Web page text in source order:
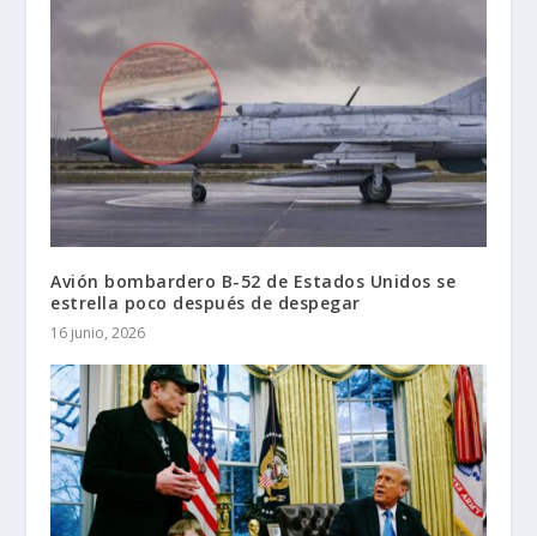
Avión bombardero B-52 de Estados Unidos se
estrella poco después de despegar
16 junio, 2026